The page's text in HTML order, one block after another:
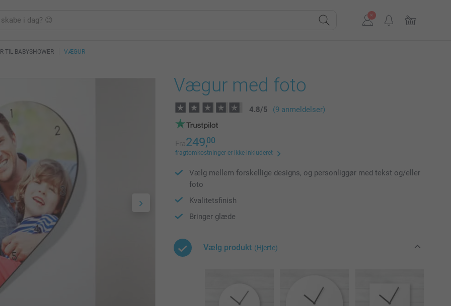
TIL BABYSHOWER VÆGUR
Vægur med foto
4.8/5 (9 anmeldelser)
Fra249,00
fragtomkostninger er ikke inkluderet
Vælg mellem forskellige designs, og personliggør med tekst og/eller
foto
Kvalitetsfinish
Bringer glæde
Vælg produkt (Hjerte)